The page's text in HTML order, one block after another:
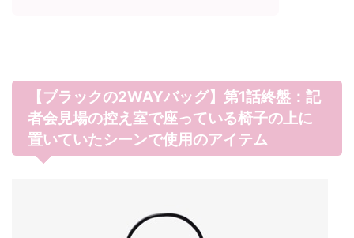
【ブラックの2WAYバッグ】第1話終盤：記
者会見場の控え室で座っている椅子の上に
置いていたシーンで使用のアイテム